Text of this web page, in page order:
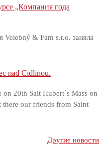
„Компания года
& Fam s.r.o. заняла
nad Cidlinou.
20th Sait Hubert´s Mass on
there our friends from Saint
Другие новости